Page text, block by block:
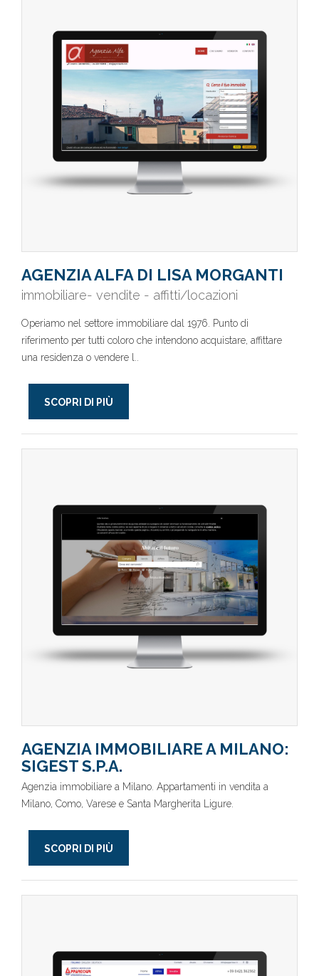
AGENZIA ALFA DI LISA MORGANTI
immobiliare- vendite - affitti/locazioni
Operiamo nel settore immobiliare dal 1976. Punto di
riferimento per tutti coloro che intendono acquistare, affittare
una residenza o vendere l..
SCOPRI DI PIÙ
AGENZIA IMMOBILIARE A MILANO:
SIGEST S.P.A.
Agenzia immobiliare a Milano. Appartamenti in vendita a
Milano, Como, Varese e Santa Margherita Ligure.
SCOPRI DI PIÙ